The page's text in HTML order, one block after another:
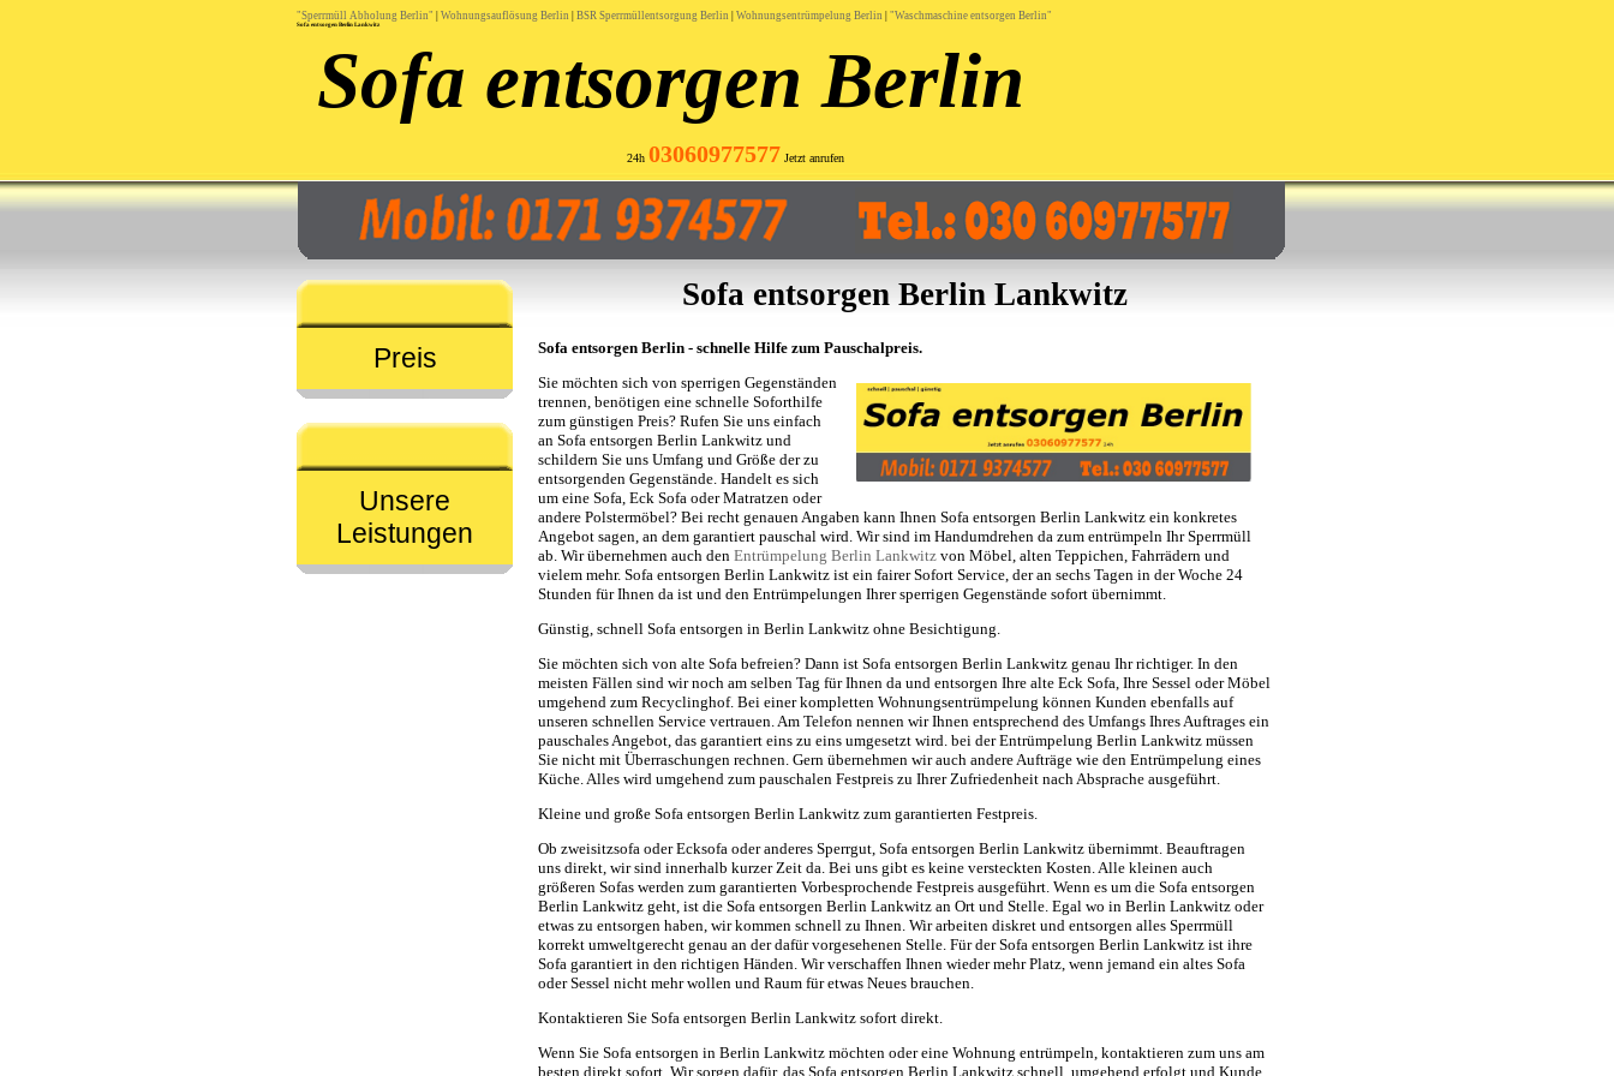
"Sperrmüll Abholung Berlin" Wohnungsauflösung Berlin BSR Sperrmüllentsorgung Berlin Wohnungsentrümpelung Berlin "Waschmaschine entsorgen Berlin"
Sofa entsorgen Berlin Lankwitz
Sofa entsorgen Berlin
24h 03060977577 Jetzt anrufen
Preis
Unsere
Leistungen
Sofa entsorgen Berlin Lankwitz
Sofa entsorgen Berlin - schnelle Hilfe zum Pauschalpreis.
Sie möchten sich von sperrigen Gegenständen
trennen, benötigen eine schnelle Soforthilfe
zum günstigen Preis? Rufen Sie uns einfach
an Sofa entsorgen Berlin Lankwitz und
schildern Sie uns Umfang und Größe der zu
entsorgenden Gegenstände. Handelt es sich
um eine Sofa, Eck Sofa oder Matratzen oder
andere Polstermöbel? Bei recht genauen Angaben kann Ihnen Sofa entsorgen Berlin Lankwitz ein konkretes
Angebot sagen, an dem garantiert pauschal wird. Wir sind im Handumdrehen da zum entrümpeln Ihr Sperrmüll
ab. Wir übernehmen auch den Entrümpelung Berlin Lankwitz von Möbel, alten Teppichen, Fahrrädern und
vielem mehr. Sofa entsorgen Berlin Lankwitz ist ein fairer Sofort Service, der an sechs Tagen in der Woche 24
Stunden für Ihnen da ist und den Entrümpelungen Ihrer sperrigen Gegenstände sofort übernimmt.
Günstig, schnell Sofa entsorgen in Berlin Lankwitz ohne Besichtigung.
Sie möchten sich von alte Sofa befreien? Dann ist Sofa entsorgen Berlin Lankwitz genau Ihr richtiger. In den
meisten Fällen sind wir noch am selben Tag für Ihnen da und entsorgen Ihre alte Eck Sofa, Ihre Sessel oder Möbel
umgehend zum Recyclinghof. Bei einer kompletten Wohnungsentrümpelung können Kunden ebenfalls auf
unseren schnellen Service vertrauen. Am Telefon nennen wir Ihnen entsprechend des Umfangs Ihres Auftrages ein
pauschales Angebot, das garantiert eins zu eins umgesetzt wird. bei der Entrümpelung Berlin Lankwitz müssen
Sie nicht mit Überraschungen rechnen. Gern übernehmen wir auch andere Aufträge wie den Entrümpelung eines
Küche. Alles wird umgehend zum pauschalen Festpreis zu Ihrer Zufriedenheit nach Absprache ausgeführt.
Kleine und große Sofa entsorgen Berlin Lankwitz zum garantierten Festpreis.
Ob zweisitzsofa oder Ecksofa oder anderes Sperrgut, Sofa entsorgen Berlin Lankwitz übernimmt. Beauftragen
uns direkt, wir sind innerhalb kurzer Zeit da. Bei uns gibt es keine versteckten Kosten. Alle kleinen auch
größeren Sofas werden zum garantierten Vorbesprochende Festpreis ausgeführt. Wenn es um die Sofa entsorgen
Berlin Lankwitz geht, ist die Sofa entsorgen Berlin Lankwitz an Ort und Stelle. Egal wo in Berlin Lankwitz oder
etwas zu entsorgen haben, wir kommen schnell zu Ihnen. Wir arbeiten diskret und entsorgen alles Sperrmüll
korrekt umweltgerecht genau an der dafür vorgesehenen Stelle. Für der Sofa entsorgen Berlin Lankwitz ist ihre
Sofa garantiert in den richtigen Händen. Wir verschaffen Ihnen wieder mehr Platz, wenn jemand ein altes Sofa
oder Sessel nicht mehr wollen und Raum für etwas Neues brauchen.
Kontaktieren Sie Sofa entsorgen Berlin Lankwitz sofort direkt.
Wenn Sie Sofa entsorgen in Berlin Lankwitz möchten oder eine Wohnung entrümpeln, kontaktieren zum uns am
besten direkt sofort. Wir sorgen dafür, das Sofa entsorgen Berlin Lankwitz schnell, umgehend erfolgt und Kunde